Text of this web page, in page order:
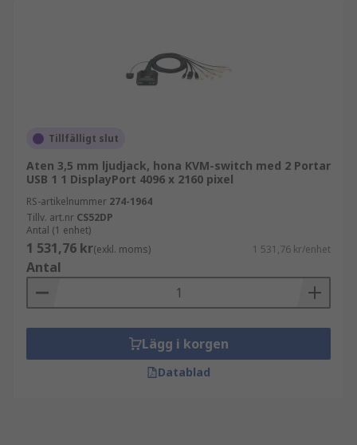
Tillfälligt slut
Aten 3,5 mm ljudjack, hona KVM-switch med 2 Portar
USB 1 1 DisplayPort 4096 x 2160 pixel
RS-artikelnummer 274-1964
Tillv. art.nr CS52DP
Antal (1 enhet)
1 531,76 kr(exkl. moms) 1 531,76 kr/enhet
Antal
Lägg i korgen
Datablad